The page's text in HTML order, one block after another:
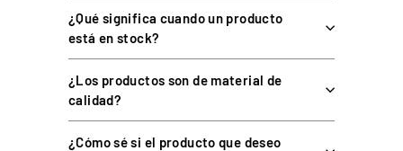
Material
especiales
¿Qué significa cuando un producto
está en stock?
¿Los productos son de material de
calidad?
¿Cómo sé si el producto que deseo